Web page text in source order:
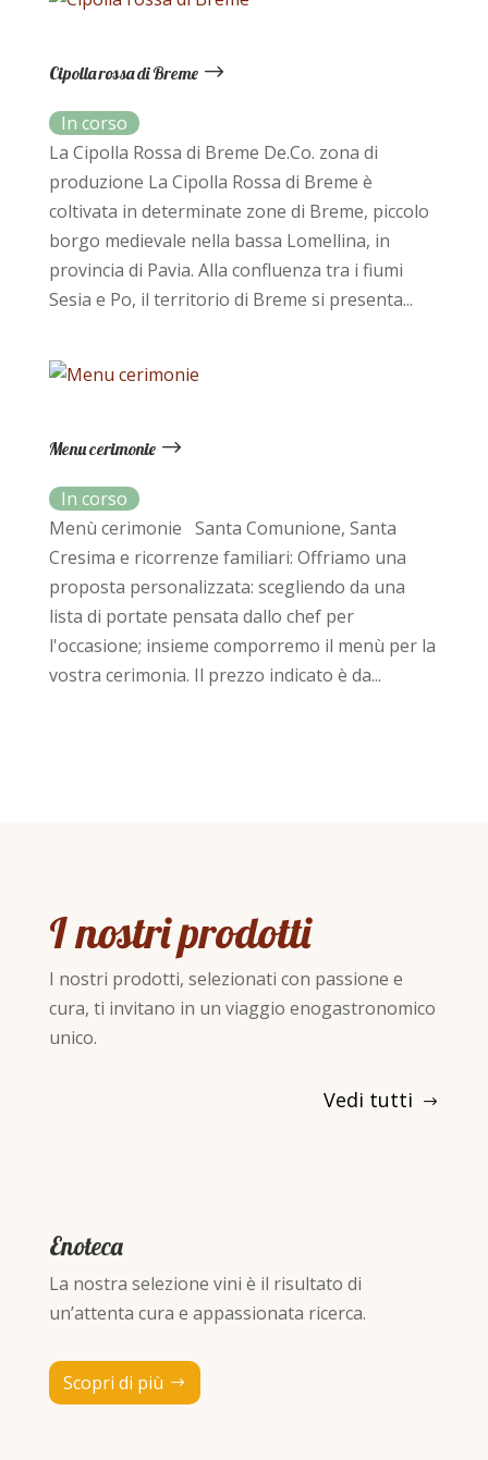
Cipolla rossa di Breme
La Cipolla Rossa di Breme De.Co. zona di
produzione La Cipolla Rossa di Breme è
coltivata in determinate zone di Breme, piccolo
borgo medievale nella bassa Lomellina, in
provincia di Pavia. Alla confluenza tra i fiumi
Sesia e Po, il territorio di Breme si presenta...
Menu cerimonie
Menù cerimonie Santa Comunione, Santa
Cresima e ricorrenze familiari: Offriamo una
proposta personalizzata: scegliendo da una
lista di portate pensata dallo chef per
l'occasione; insieme comporremo il menù per la
vostra cerimonia. Il prezzo indicato è da...
I nostri prodotti
I nostri prodotti, selezionati con passione e
cura, ti invitano in un viaggio enogastronomico
unico.
Vedi tutti
Enoteca
La nostra selezione vini è il risultato di
un’attenta cura e appassionata ricerca.
Scopri di più